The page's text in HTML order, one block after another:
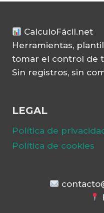
CalculoFácil.net
Herramientas,
tomar el control de
Sin registros, sin
LEGAL
Política de
Política de cookies